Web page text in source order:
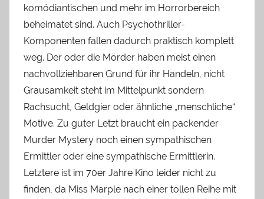
komödiantischen und mehr im Horrorbereich
beheimatet sind. Auch Psychothriller-
Komponenten fallen dadurch praktisch komplett
weg. Der oder die Mörder haben meist einen
nachvollziehbaren Grund für ihr Handeln, nicht
Grausamkeit steht im Mittelpunkt sondern
Rachsucht, Geldgier oder ähnliche „menschliche“
Motive. Zu guter Letzt braucht ein packender
Murder Mystery noch einen sympathischen
Ermittler oder eine sympathische Ermittlerin.
Letztere ist im 70er Jahre Kino leider nicht zu
finden, da Miss Marple nach einer tollen Reihe mit